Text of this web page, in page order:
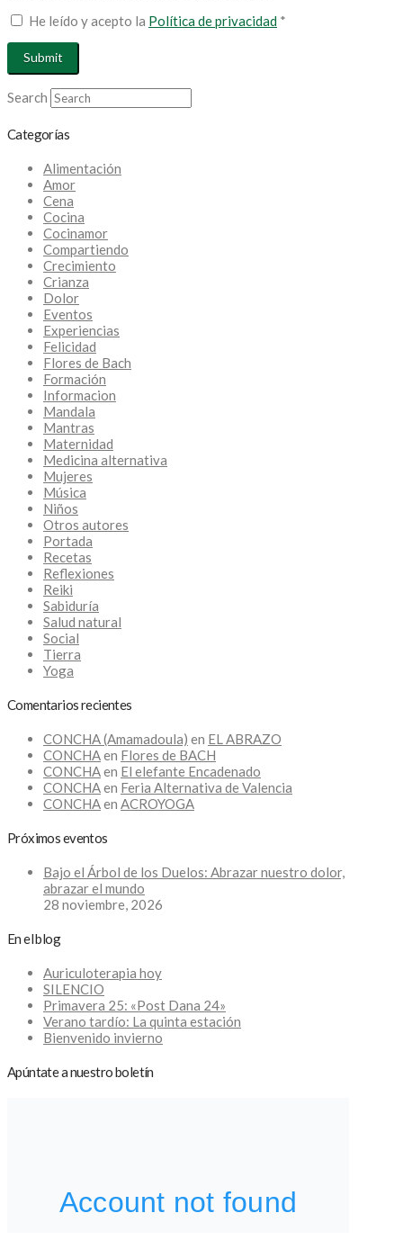
He leído y acepto la Política de privacidad *
Search
Categorías
Alimentación
Amor
Cena
Cocina
Cocinamor
Compartiendo
Crecimiento
Crianza
Dolor
Eventos
Experiencias
Felicidad
Flores de Bach
Formación
Informacion
Mandala
Mantras
Maternidad
Medicina alternativa
Mujeres
Música
Niños
Otros autores
Portada
Recetas
Reflexiones
Reiki
Sabiduría
Salud natural
Social
Tierra
Yoga
Comentarios recientes
CONCHA (Amamadoula) en EL ABRAZO
CONCHAen Flores de BACH
CONCHAen El elefante Encadenado
CONCHAen Feria Alternativa de Valencia
CONCHAen ACROYOGA
Próximos eventos
Bajo el Árbol de los Duelos: Abrazar nuestro dolor,
abrazar el mundo
28 noviembre, 2026
En el blog
Auriculoterapia hoy
SILENCIO
Primavera 25: «Post Dana 24»
Verano tardío: La quinta estación
Bienvenido invierno
Apúntate a nuestro boletín